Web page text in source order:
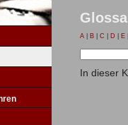
A B C D E
In dieser